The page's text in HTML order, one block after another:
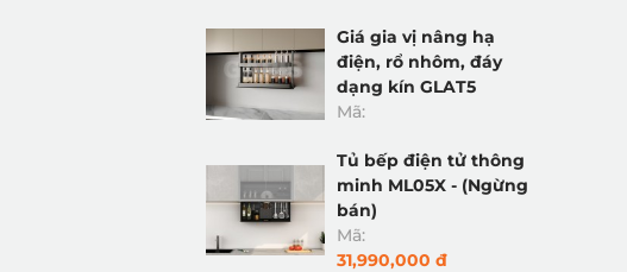
Giá gia vị nâng hạ
điện, rổ nhôm, đáy
dạng kín GLAT5
Mã:
Tủ bếp điện tử thông
minh ML05X - (Ngừng
bán)
Mã:
31,990,000 đ